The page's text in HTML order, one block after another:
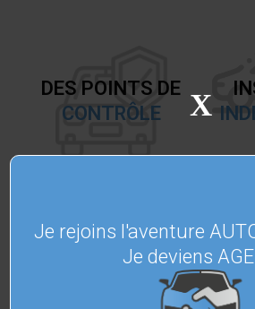
X
Je rejoins l'aventure
Je deviens
DES POINTS DE
CONTRÔLE
GARANTIES